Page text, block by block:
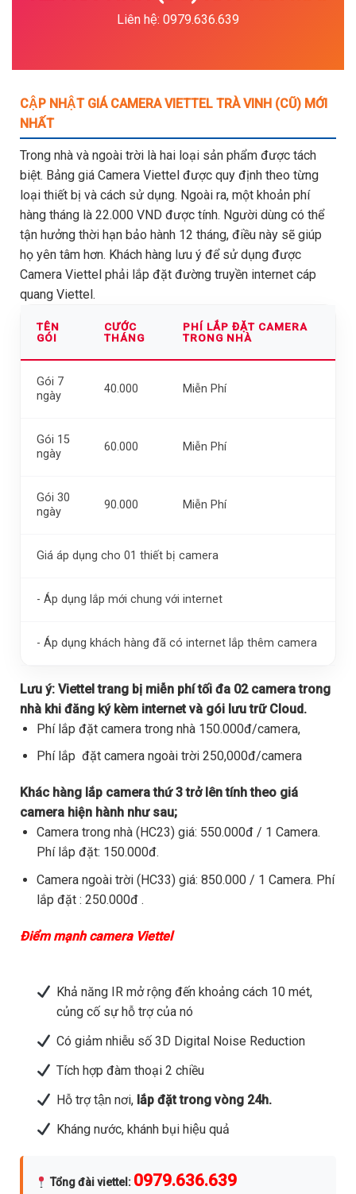
Liên hệ: 0979.636.639
CẬP NHẬT GIÁ CAMERA VIETTEL TRÀ VINH (CŨ) MỚI
NHẤT
Trong nhà và ngoài trời là hai loại sản phẩm được tách
biệt. Bảng giá Camera Viettel được quy định theo từng
loại thiết bị và cách sử dụng. Ngoài ra, một khoản phí
hàng tháng là 22.000 VND được tính. Người dùng có thể
tận hưởng thời hạn bảo hành 12 tháng, điều này sẽ giúp
họ yên tâm hơn. Khách hàng lưu ý để sử dụng được
Camera Viettel phải lắp đặt đường truyền internet cáp
quang Viettel.
TÊN
GÓI
CƯỚC
THÁNG
PHÍ LẮP ĐẶT CAMERA
TRONG NHÀ
Gói 7
ngày
40.000 Miễn Phí
Gói 15
ngày
60.000 Miễn Phí
Gói 30
ngày
90.000 Miễn Phí
Giá áp dụng cho 01 thiết bị camera
- Áp dụng lắp mới chung với internet
- Áp dụng khách hàng đã có internet lắp thêm camera
Lưu ý: Viettel trang bị miễn phí tối đa 02 camera trong
nhà khi đăng ký kèm internet và gói lưu trữ Cloud.
Phí lắp đặt camera trong nhà 150.000đ/camera,
Phí lắp đặt camera ngoài trời 250,000đ/camera
Khác hàng lắp camera thứ 3 trở lên tính theo giá
camera hiện hành như sau;
Camera trong nhà (HC23) giá: 550.000đ / 1 Camera.
Phí lắp đặt: 150.000đ.
Camera ngoài trời (HC33) giá: 850.000 / 1 Camera. Phí
lắp đặt : 250.000đ .
Điểm mạnh camera Viettel
Khả năng IR mở rộng đến khoảng cách 10 mét,
củng cố sự hỗ trợ của nó
Có giảm nhiễu số 3D Digital Noise Reduction
Tích hợp đàm thoại 2 chiều
Hỗ trợ tận nơi,lắp đặt trong vòng 24h.
Kháng nước, khánh bụi hiệu quả
Tổng đài viettel : 0979.636.639